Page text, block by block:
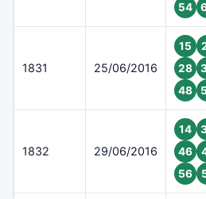
54
1831 25/06/2016
15
28
48
1832 29/06/2016
14
46
56